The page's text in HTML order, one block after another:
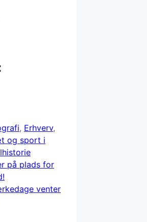
, Erhverv,
og sport i
på plads for
venter